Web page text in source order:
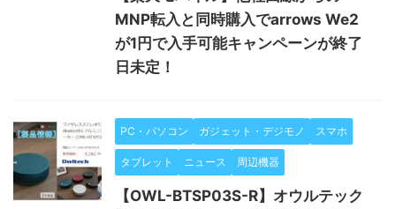
MNP転入と同時購入でarrows We2
が1円で入手可能キャンペーンが終了
日未定！
PC・パソコン ガジェット・デジモノ スマホ
タブレット ニュース 周辺機器
【OWL-BTSP03S-R】オウルテック